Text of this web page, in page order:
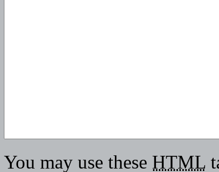
You may use these HTML